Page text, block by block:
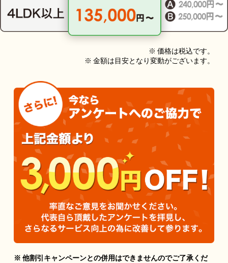
※ 価格は税込です。
※ 金額は目安となり変動がございます。
※ 他割引キャンペーンとの併用はできませんのでご了承くだ